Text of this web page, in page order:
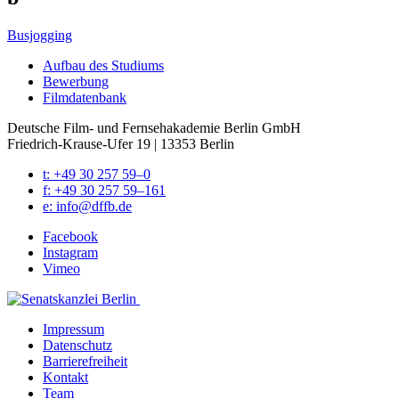
Busjogging
Auf­bau des Stu­di­ums
Bewer­bung
Film­da­ten­bank
Deutsche Film- und Fernseh­akademie Berlin GmbH
Friedrich-Krause-Ufer 19 | 13353 Berlin
t: +49 30 257 59–0
f: +49 30 257 59–161
e: info@​dffb.​de
Face­book
Insta­gram
Vimeo
Impres­sum
Daten­schutz
Bar­rie­re­frei­heit
Kon­takt
Team